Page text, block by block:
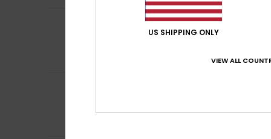
Anne10 juillet
Bonne qualité
Je
US SHIPPING ONLY
VIEW ALL